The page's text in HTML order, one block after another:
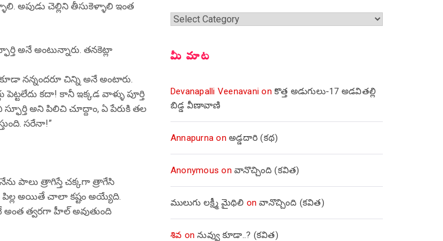
అపుడు చెల్లిని తీసుకెళ్ళాలి ఇంత
అనే అంటున్నారు. తనకెట్లా
కూడా నన్నందరూ చిన్ని అనే అంటారు.
కదా! కానీ ఇక్కడ వాళ్ళు పూర్తి
అని పిలిచి చూద్దాం, ఏ పేరుకి తల
సరేనా!”
పాలు త్రాగిస్తే చక్కగా త్రాగేసి
పిల్ల అయితే చాలా కష్టం అయ్యేది.
అంత త్వరగా హీల్ అవుతుంది
శీర్షికలు
మీ మాట
Devanapalli Veenavani onకొత్త అడుగులు-17 అడవితల్లి
బిడ్డ వీణావాణి
Annapurna onఅడ్డదారి (కథ)
Anonymous onవానొచ్చింది (కవిత)
ములుగు లక్ష్మీ మైథిలి onవానొచ్చింది (కవిత)
శివ onనువ్వు కూడా..? (కవిత)